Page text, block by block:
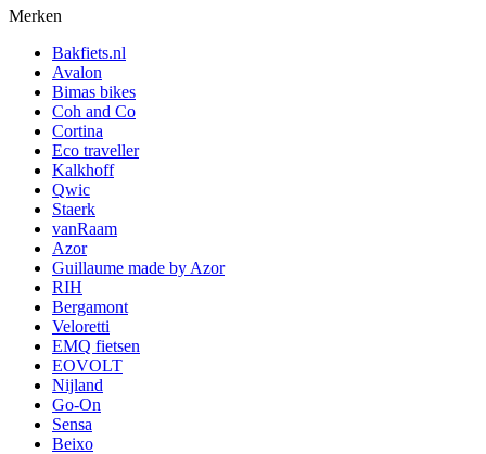
Merken
Bakfiets.nl
Avalon
Bimas bikes
Coh and Co
Cortina
Eco traveller
Kalkhoff
Qwic
Staerk
vanRaam
Azor
Guillaume made by Azor
RIH
Bergamont
Veloretti
EMQ fietsen
EOVOLT
Nijland
Go-On
Sensa
Beixo